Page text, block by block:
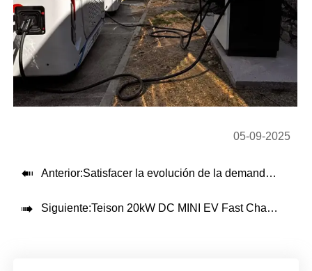
05-09-2025
 Anterior:Satisfacer la evolución de la demanda: El papel fundamental de las soluciones de pago en el punto de venta en la recarga de vehículos eléctricos
 Siguiente:Teison 20kW DC MINI EV Fast Charger instalado en Bulgaria，2025